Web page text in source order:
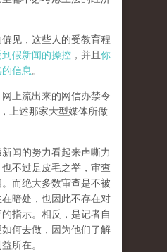
见，这些人的受教育程
假新闻的操控 ，并且 你
信息 。
上流出来的网信办禁令
上述那家大型媒体所做
闻的努力看起来声嘶力
不过是皮毛之举，审查
。而绝大多数审查是不被
暗处，也因此不存在对
指示。相反，是记者自
何去做，因为他们了解
所在。